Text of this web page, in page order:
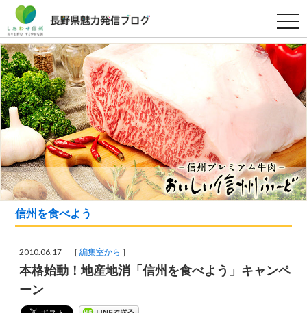
t
o
g
g
l
a
a
t
i
o
n
信州を食べよう
2010.06.17 ［編集室から ］
本格始動！地産地消「信州を食べよう」キャンペ
ーン